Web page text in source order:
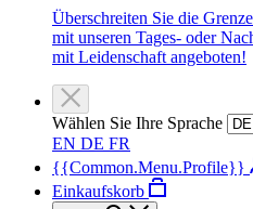
Überschreiten Sie die
mit unseren Tages- oder
mit Leidenschaft angeboten!
Wählen Sie Ihre Sprache
EN DE FR
{{Common.Menu.Profile}}
Einkaufskorb